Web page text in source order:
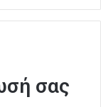
σας